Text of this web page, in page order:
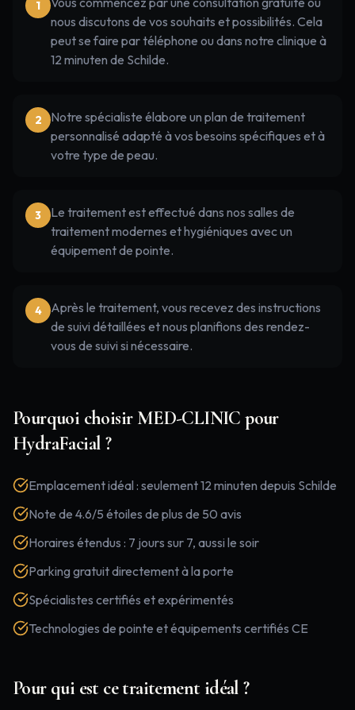
1
nous discutons de vos souhaits et possibilités. Cela
peut se faire par téléphone ou dans notre clinique à
12 minuten de Schilde.
2
Notre spécialiste élabore un plan de traitement
personnalisé adapté à vos besoins spécifiques et à
votre type de peau.
3
Le traitement est effectué dans nos salles de
traitement modernes et hygiéniques avec un
équipement de pointe.
4
Après le traitement, vous recevez des instructions
de suivi détaillées et nous planifions des rendez-
vous de suivi si nécessaire.
Pourquoi choisir MED-CLINIC pour
HydraFacial ?
Emplacement idéal : seulement 12 minuten depuis Schilde
Note de 4.6/5 étoiles de plus de 50 avis
Horaires étendus : 7 jours sur 7, aussi le soir
Parking gratuit directement à la porte
Spécialistes certifiés et expérimentés
Technologies de pointe et équipements certifiés CE
Pour qui est ce traitement idéal ?